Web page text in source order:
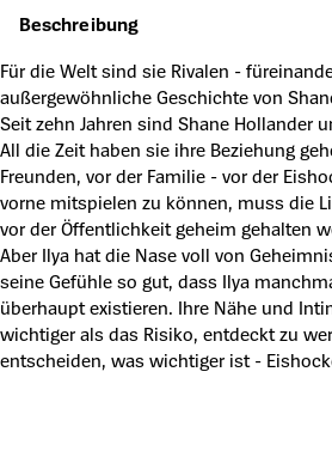
Beschreibung
Für die Welt sind sie Rivalen -
außergewöhnliche Geschichte von
Seit zehn Jahren sind Shane Hollander
All die Zeit haben sie ihre Beziehung
Freunden, vor der Familie - vor der
vorne mitspielen zu können, muss die
vor der Öffentlichkeit geheim gehalten
Aber Ilya hat die Nase voll von
seine Gefühle so gut, dass Ilya
überhaupt existieren. Ihre Nähe und
wichtiger als das Risiko, entdeckt zu
entscheiden, was wichtiger ist -